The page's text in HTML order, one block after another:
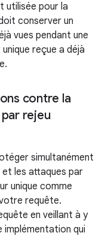
utilisée pour la
conserver un
vues pendant une
reçue a déjà
contre la
rejeu
simultanément
les attaques par
unique comme
requête.
en veillant à y
implémentation qui